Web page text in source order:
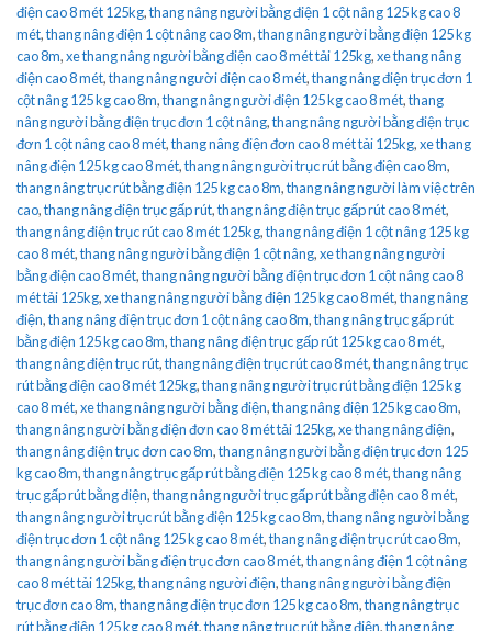
điện cao 8 mét 125kg,thang nâng người bằng điện 1 cột nâng 125 kg cao 8
mét,thang nâng điện 1 cột nâng cao 8m,thang nâng người bằng điện 125 kg
cao 8m,xe thang nâng người bằng điện cao 8 mét tải 125kg,xe thang nâng
điện cao 8 mét,thang nâng người điện cao 8 mét,thang nâng điện trục đơn 1
cột nâng 125 kg cao 8m,thang nâng người điện 125 kg cao 8 mét,thang
nâng người bằng điện trục đơn 1 cột nâng,thang nâng người bằng điện trục
đơn 1 cột nâng cao 8 mét,thang nâng điện đơn cao 8 mét tải 125kg,xe thang
nâng điện 125 kg cao 8 mét,thang nâng người trục rút bằng điện cao 8m,
thang nâng trục rút bằng điện 125 kg cao 8m,thang nâng người làm việc trên
cao,thang nâng điện trục gấp rút,thang nâng điện trục gấp rút cao 8 mét,
thang nâng điện trục rút cao 8 mét 125kg,thang nâng điện 1 cột nâng 125 kg
cao 8 mét,thang nâng người bằng điện 1 cột nâng,xe thang nâng người
bằng điện cao 8 mét,thang nâng người bằng điện trục đơn 1 cột nâng cao 8
mét tải 125kg,xe thang nâng người bằng điện 125 kg cao 8 mét,thang nâng
điện,thang nâng điện trục đơn 1 cột nâng cao 8m,thang nâng trục gấp rút
bằng điện 125 kg cao 8m,thang nâng điện trục gấp rút 125 kg cao 8 mét,
thang nâng điện trục rút,thang nâng điện trục rút cao 8 mét,thang nâng trục
rút bằng điện cao 8 mét 125kg,thang nâng người trục rút bằng điện 125 kg
cao 8 mét,xe thang nâng người bằng điện,thang nâng điện 125 kg cao 8m,
thang nâng người bằng điện đơn cao 8 mét tải 125kg,xe thang nâng điện,
thang nâng điện trục đơn cao 8m,thang nâng người bằng điện trục đơn 125
kg cao 8m,thang nâng trục gấp rút bằng điện 125 kg cao 8 mét,thang nâng
trục gấp rút bằng điện,thang nâng người trục gấp rút bằng điện cao 8 mét,
thang nâng người trục rút bằng điện 125 kg cao 8m,thang nâng người bằng
điện trục đơn 1 cột nâng 125 kg cao 8 mét,thang nâng điện trục rút cao 8m,
thang nâng người bằng điện trục đơn cao 8 mét,thang nâng điện 1 cột nâng
cao 8 mét tải 125kg,thang nâng người điện,thang nâng người bằng điện
trục đơn cao 8m,thang nâng điện trục đơn 125 kg cao 8m,thang nâng trục
rút bằng điện 125 kg cao 8 mét,thang nâng trục rút bằng điện,thang nâng